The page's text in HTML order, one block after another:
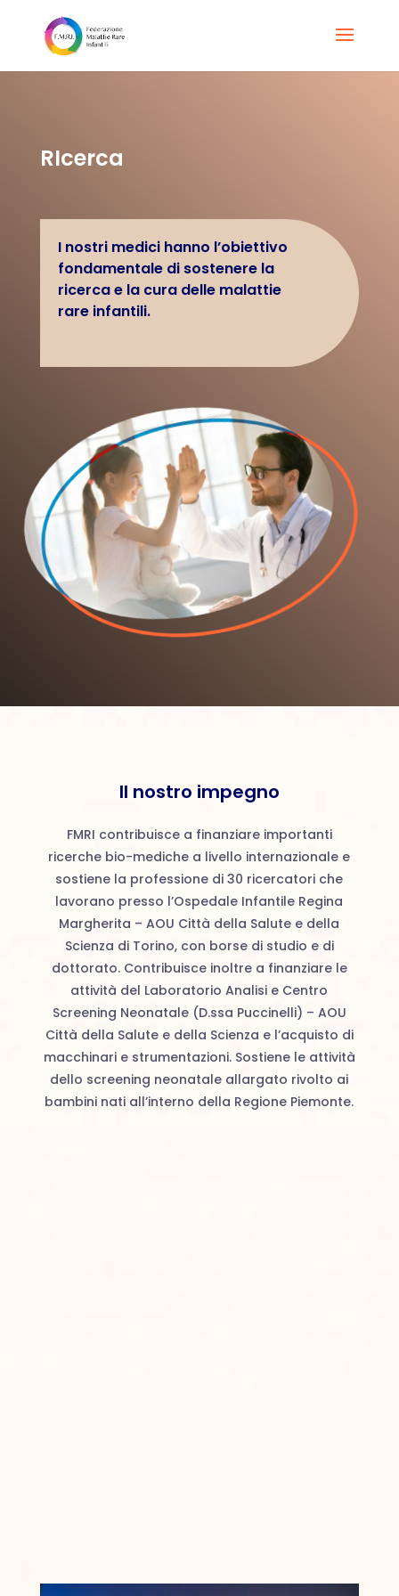
RIcerca
I nostri medici hanno l’obiettivo
fondamentale di sostenere la
ricerca e la cura delle malattie
rare infantili.
Il nostro impegno
FMRI contribuisce a finanziare importanti
ricerche bio-mediche a livello internazionale e
sostiene la professione di 30 ricercatori che
lavorano presso l’Ospedale Infantile Regina
Margherita – AOU Città della Salute e della
Scienza di Torino, con borse di studio e di
dottorato. Contribuisce inoltre a finanziare le
attività del Laboratorio Analisi e Centro
Screening Neonatale (D.ssa Puccinelli) – AOU
Città della Salute e della Scienza e l’acquisto di
macchinari e strumentazioni. Sostiene le attività
dello screening neonatale allargato rivolto ai
bambini nati all’interno della Regione Piemonte.